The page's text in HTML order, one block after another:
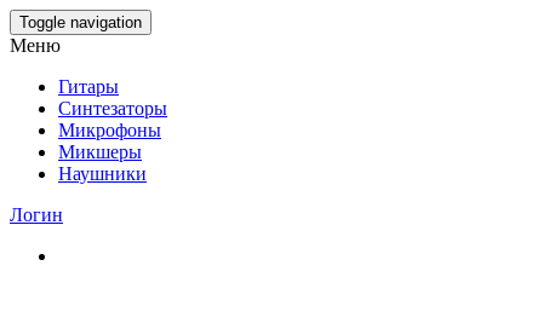
Skip
to
content
Toggle navigation
Меню
Гитары
Синтезаторы
Микрофоны
Микшеры
Наушники
Логин